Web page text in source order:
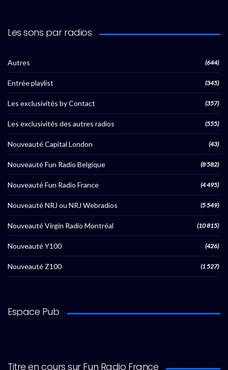
Les sons par radios
Autres (644)
Entrée playlist (345)
Les exclusivités by Contact (357)
Les exclusivités des autres radios (555)
Nouveauté Capital London (43)
Nouveauté Fun Radio Belgique (8 582)
Nouveauté Fun Radio France (4 495)
Nouveauté NRJ ou NRJ Webradios (5 549)
Nouveauté Virgin Radio Montréal (10 815)
Nouveauté Y100 (426)
Nouveauté Z100 (1 527)
Espace Pub
Titre en cours sur Fun Radio France